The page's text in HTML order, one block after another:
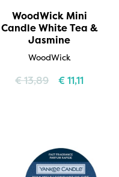
WoodWick Mini
Candle White Tea &
Jasmine
WoodWick
€13,89 €11,11